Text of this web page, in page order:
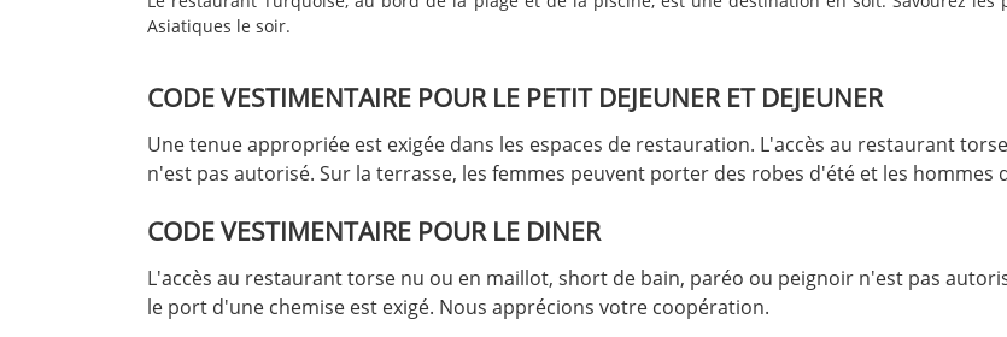
Asiatiques le soir.
CODE VESTIMENTAIRE POUR LE PETIT DEJEUNER ET DEJEUNER
Une tenue appropriée est exigée dans les espaces de restauration. L'accès au restaurant
n'est pas autorisé. Sur la terrasse, les femmes peuvent porter des robes d'été et les hommes
CODE VESTIMENTAIRE POUR LE DINER
L'accès au restaurant torse nu ou en maillot, short de bain, paréo ou peignoir n'est pas
le port d'une chemise est exigé. Nous apprécions votre coopération.